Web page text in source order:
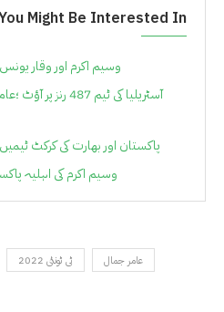
Might Be Interested In
وسیم اکرم اور وقار
پاکستان اور بھارت کی کرکٹ ٹیمیں آج ساڑھے 8
وسیم اکرم کی اہلیہ
ٹی ٹونٹی 2022
عامر جمال